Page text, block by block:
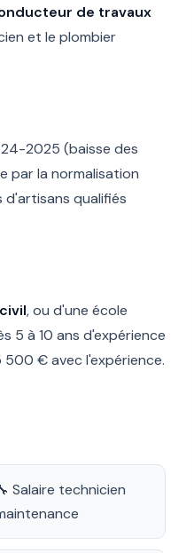
de travaux
et le plombier
2025 (baisse des
par la normalisation
d'artisans qualifiés
, ou d'une école
5 à 10 ans d'expérience
€ avec l'expérience.
Salaire technicien